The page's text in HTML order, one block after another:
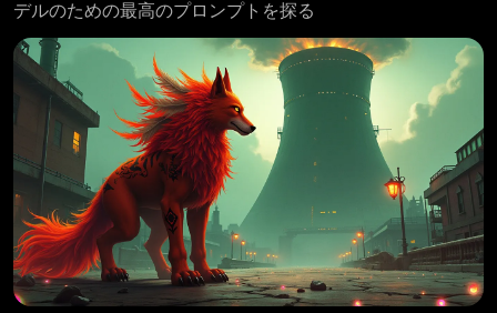
デルのための最高のプロンプトを探る